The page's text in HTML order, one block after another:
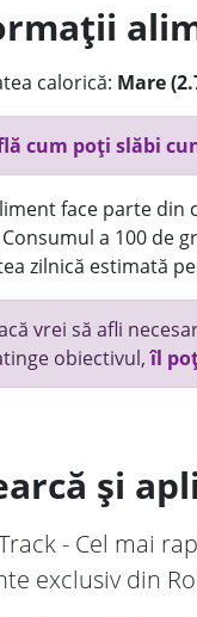
calorică: Mare
cum poți slăbi
face parte din
a 100 de
zilnică estimată
vrei să afli
obiectivul,îl
și
- Cel mai
exclusiv din